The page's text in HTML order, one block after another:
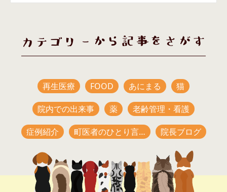
カテゴリーから記事をさがす
再生医療 FOOD あにまる 猫
院内での出来事 薬 老齢管理・看護
症例紹介 町医者のひとり言… 院長ブログ